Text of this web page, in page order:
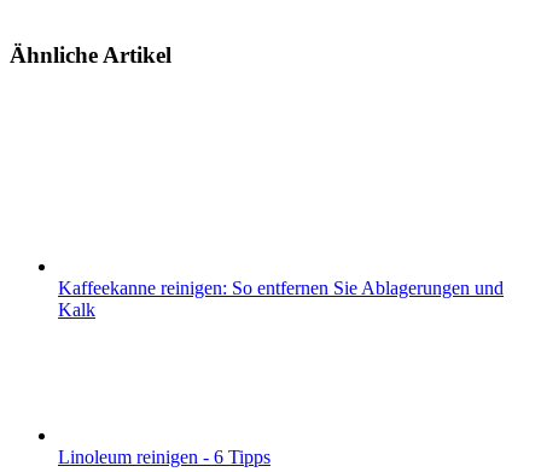
Ähnliche Artikel
Kaffeekanne reinigen: So entfernen Sie Ablagerungen und
Kalk
Linoleum reinigen - 6 Tipps